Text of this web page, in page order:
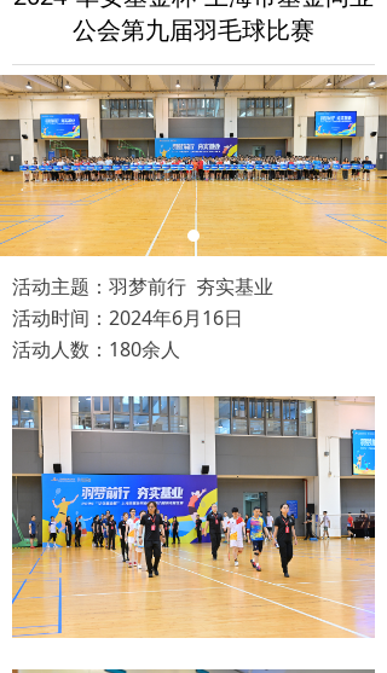
公会第九届羽毛球比赛
活动主题：羽梦前行 夯实基业
活动时间：2024年6月16日
活动人数：180余人